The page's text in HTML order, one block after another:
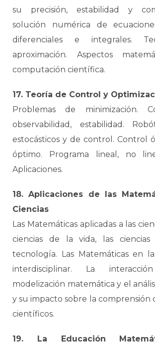
su precisión, estabilidad y
solución numérica de
diferenciales e integrales.
aproximación. Aspectos
computación científica.
17. Teoría de Control y
Problemas de minimización.
observabilidad, estabilidad.
estocásticos y de control. Control
óptimo. Programa lineal, no
Aplicaciones.
18. Aplicaciones de las
Ciencias
Las Matemáticas aplicadas a las
ciencias de la vida, las ciencias
tecnología. Las Matemáticas en
interdisciplinar. La
modelización matemática y el
y su impacto sobre la comprensión
científicos.
19. La Educación